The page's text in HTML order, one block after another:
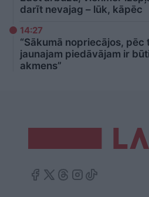
darīt nevajag – lūk, kāpēc
“Sākumā nopriecājos, pēc
jaunajam piedāvājam ir
akmens”
14:27